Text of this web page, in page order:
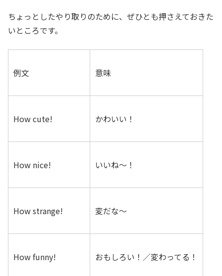
ちょっとしたやり取りのために、ぜひとも押さえておきた
いところです。
例文 意味
How cute! かわいい！
How nice! いいね〜！
How strange! 変だな〜
How funny! おもしろい！／変わってる！